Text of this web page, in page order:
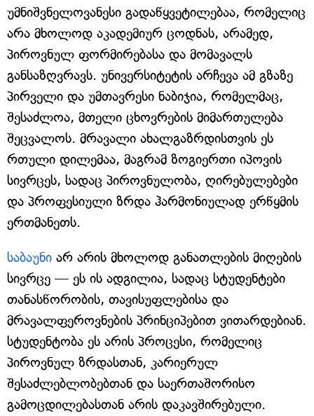
უმნიშვნელოვანესი გადაწყვეტილებაა, რომელიც
არა მხოლოდ აკადემიურ ცოდნას, არამედ,
პიროვნულ ფორმირებასა და მომავალს
განსაზღვრავს. უნივერსიტეტის არჩევა ამ გზაზე
პირველი და უმთავრესი ნაბიჯია, რომელმაც,
შესაძლოა, მთელი ცხოვრების მიმართულება
შეცვალოს. მრავალი ახალგაზრდისთვის ეს
რთული დილემაა, მაგრამ ზოგიერთი იპოვის
სივრცეს, სადაც პიროვნულობა, ღირებულებები
და პროფესიული ზრდა ჰარმონიულად ერწყმის
ერთმანეთს.
საბაუნი არ არის მხოლოდ განათლების მიღების
სივრცე — ეს ის ადგილია, სადაც სტუდენტები
თანასწორობის, თავისუფლებისა და
მრავალფეროვნების პრინციპებით ვითარდებიან.
სტუდენტობა ეს არის პროცესი, რომელიც
პიროვნულ ზრდასთან, კარიერულ
შესაძლებლობებთან და საერთაშორისო
გამოცდილებასთან არის დაკავშირებული.